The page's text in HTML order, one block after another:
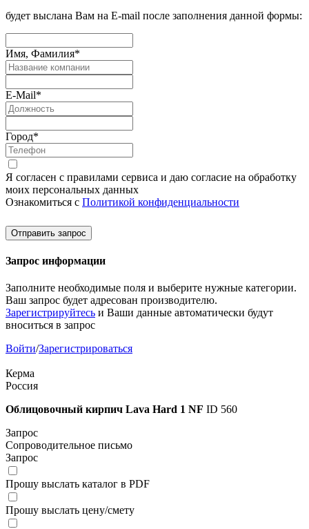
будет выслана Вам на E-mail после заполнения данной формы:
Имя, Фамилия*
E-Mail*
Город*
Я согласен с правилами сервиса и даю согласие на обработку
моих персональных данных
Ознакомиться с Политикой конфиденциальности
Отправить запрос
Запрос информации
Заполните необходимые поля и выберите нужные категории.
Ваш запрос будет адресован производителю.
Зарегистрируйтесь и Ваши данные автоматически будут
вноситься в запрос
Войти/Зарегистрироваться
Керма
Россия
Облицовочный кирпич Lava Hard 1 NF ID 560
Запрос
Сопроводительное письмо
Запрос
Прошу выслать каталог в PDF
Прошу выслать цену/смету